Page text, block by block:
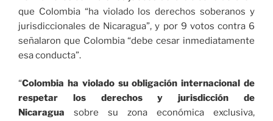
que Colombia “ha violado los derechos soberanos y
jurisdiccionales de Nicaragua”, y por 9 votos contra 6
señalaron que Colombia “debe cesar inmediatamente
esa conducta”.
“Colombia ha violado su obligación internacional de
respetar los derechos y jurisdicción de
Nicaragua sobre su zona económica exclusiva,